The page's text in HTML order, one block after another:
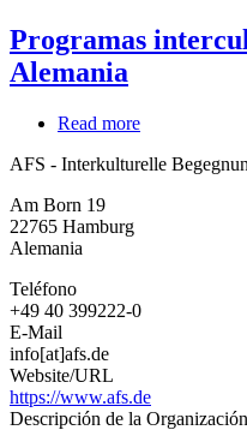
Programas
Alemania
Read more
interculturales
AFS - Interkulturelle
Am Born 19
22765 Hamburg
Alemania
Teléfono
+49 40 399222-0
E-Mail
info[at]afs.de
Website/URL
https://www.afs.de
Descripción de la Organización